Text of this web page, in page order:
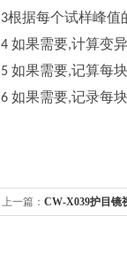
3根据每个试样峰值
4 如果需要,计算变
5 如果需要,记算每
6 如果需要,记录每
上一篇： CW-X039护目镜